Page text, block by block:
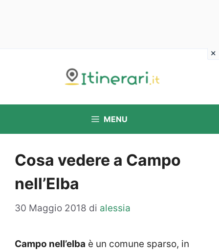
MENU
Cosa vedere a Campo
nell’Elba
30 Maggio 2018 di alessia
Campo nell’elba è un comune sparso, in